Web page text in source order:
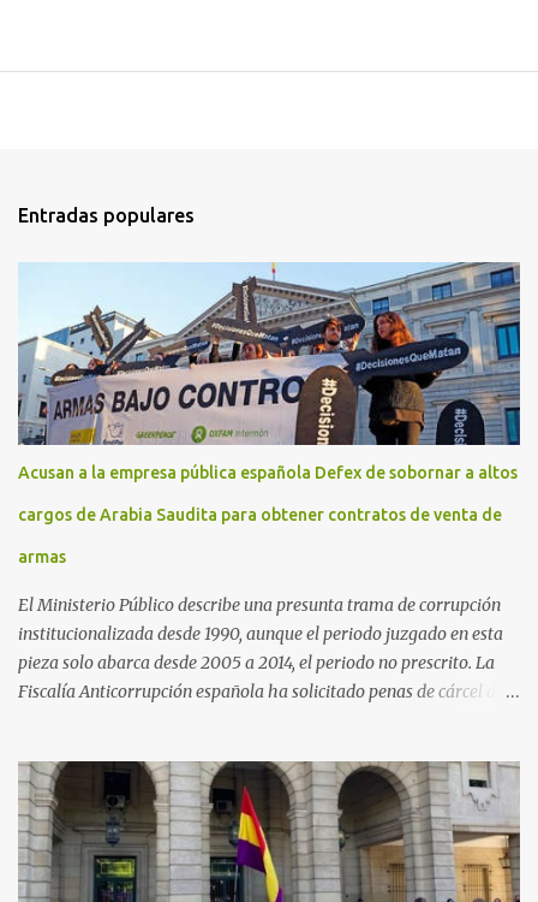
Entradas populares
Acusan a la empresa pública española Defex de sobornar a altos
cargos de Arabia Saudita para obtener contratos de venta de
armas
El Ministerio Público describe una presunta trama de corrupción
institucionalizada desde 1990, aunque el periodo juzgado en esta
pieza solo abarca desde 2005 a 2014, el periodo no prescrito. La
Fiscalía Anticorrupción española ha solicitado penas de cárcel de
Arabia Saudita a través de la empresa pública española Defex,
disuelta. El fiscal Conrado Saiz describe en su escrito de
conclusiones cómo la empresa pública Defex pagó comisiones
ilegales a diversas autoridades del régimen árabe entre 2005 y
2014, para obtener a cambio la materialización de los contratos. El